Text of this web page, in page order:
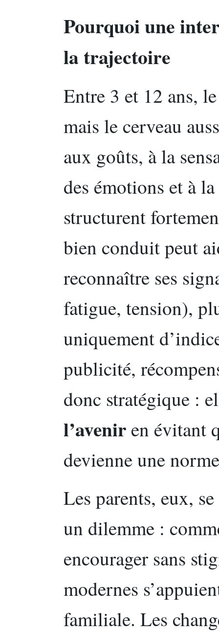
Pourquoi une
la trajectoire
Entre 3 et 12 ans,
mais le cerveau
aux goûts, à la
des émotions et à
structurent
bien conduit peut
reconnaître ses
fatigue, tension),
uniquement
publicité,
donc stratégique :
l’avenir en évitant
devienne une
Les parents, eux,
un dilemme :
encourager sans
modernes
familiale. Les